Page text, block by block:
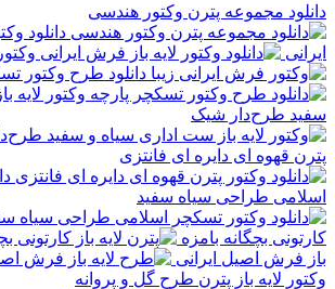
دانلود مجموعه پترن وکتور هندسی
دانلود
ایرانی
دانلود طرح وکتور
وکتور لایه
سفید طرح‌دار شیک
پترن قهوه ای دایره ای فانتزی
اسلامی طراحی سیاه سفید
کارتونی بچگانه بامزه
باز فرش اصیل ایرانی
وکتور لایه باز پترن طرح گل و پروانه